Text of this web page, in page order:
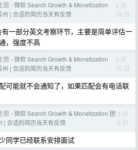
题 › 微软 Search Growth & Monetization
| 合适的简历当天有反馈
3 月
10 日
一部分英文考察环节，主要是简单评估一
，强度不高
题 › 微软 Search Growth & Monetization
| 合适的简历当天有反馈
3 月
10 日
可能就不会通知了，如果匹配会有电话联
题 › 微软 Search Growth & Monetization 团
| 合适的简历当天有反馈
3 月
9 日
同学已经联系安排面试